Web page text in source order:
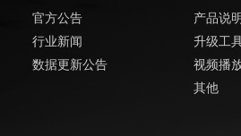
官方公告
行业新闻
数据更新公告
产品说
升级工
视频播
其他